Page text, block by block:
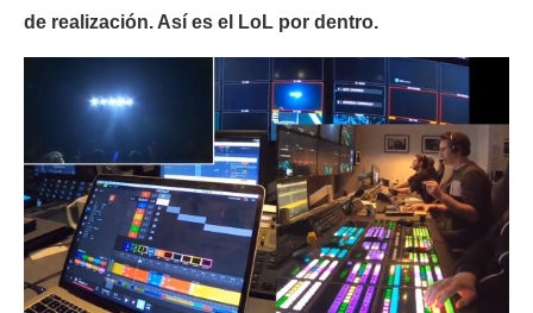
de realización. Así es el LoL por dentro.